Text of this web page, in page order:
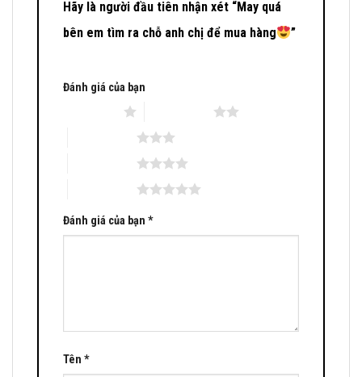
Hãy là người đầu tiên nhận xét “May quá
bên em tìm ra chỗ anh chị để mua hàng
”
Đánh giá của bạn
Đánh giá của bạn *
Tên *